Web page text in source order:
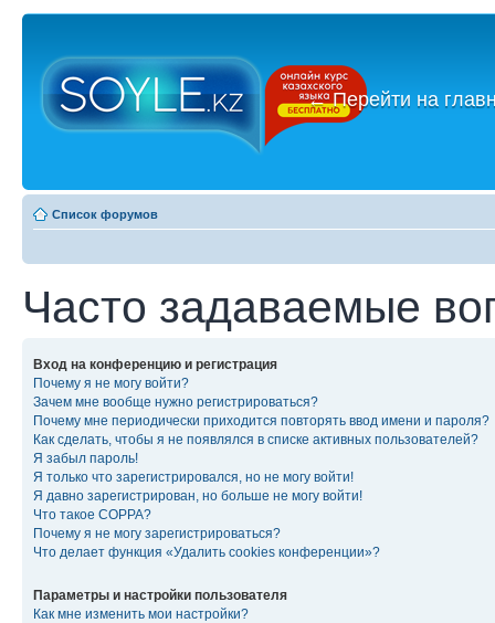
←Перейти на
Список форумов
Часто задаваемые
Вход на конференцию и регистрация
Почему я не могу войти?
Зачем мне вообще нужно регистрироваться?
Почему мне периодически приходится повторять ввод имени и пароля?
Как сделать, чтобы я не появлялся в списке активных пользователей?
Я забыл пароль!
Я только что зарегистрировался, но не могу войти!
Я давно зарегистрирован, но больше не могу войти!
Что такое COPPA?
Почему я не могу зарегистрироваться?
Что делает функция «Удалить cookies конференции»?
Параметры и настройки пользователя
Как мне изменить мои настройки?